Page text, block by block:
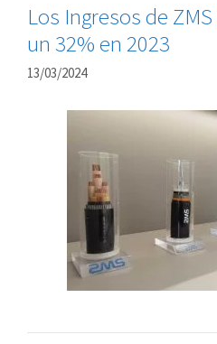
Los Ingresos de
un 32% en 2023
13/03/2024